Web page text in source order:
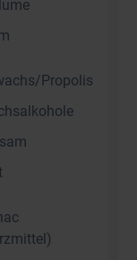
Propolis